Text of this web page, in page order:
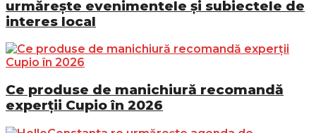
urmărește evenimentele și subiectele de
interes local
Ce produse de manichiură recomandă
experții Cupio în 2026